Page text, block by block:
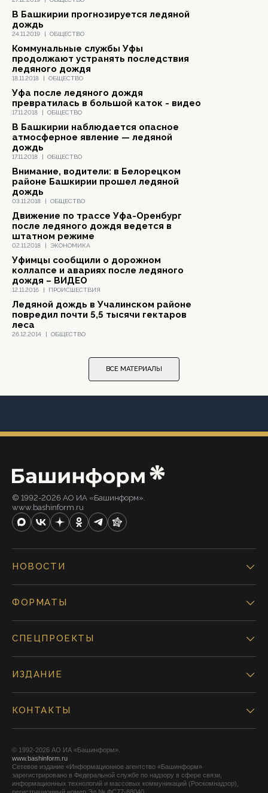
24.11.2019 | ОБЩЕСТВО
В Башкирии прогнозируется ледяной
дождь
18.11.2018 | ОБЩЕСТВО
Коммунальные службы Уфы
продолжают устранять последствия
ледяного дождя
17.11.2018 | ОБЩЕСТВО
Уфа после ледяного дождя
превратилась в большой каток - видео
17.11.2018 | ОБЩЕСТВО
В Башкирии наблюдается опасное
атмосферное явление — ледяной
дождь
03.11.2018 | ОБЩЕСТВО
Внимание, водители: в Белорецком
районе Башкирии прошел ледяной
дождь
02.11.2018 | ЭКОНОМИКА
Движение по трассе Уфа-Оренбург
после ледяного дождя ведется в
штатном режиме
12.11.2016 | ПРОИСШЕСТВИЯ
Уфимцы сообщили о дорожном
коллапсе и авариях после ледяного
дождя – ВИДЕО
26.12.2014 | ОБЩЕСТВО
Ледяной дождь в Учалинском районе
повредил почти 5,5 тысячи гектаров
леса
ВСЕ МАТЕРИАЛЫ
© 1992-2026 АО ИА «Башинформ».
www.bashinform.ru
НОВОСТИ
ФОРМАТЫ
СПЕЦПРОЕКТЫ
ИЗДАНИЕ
КОНТАКТЫ
© 1992-2026 АО ИА «Башинформ».
www.bashinform.ru
Сетевое издание «Информационное агентство «Башинформ»
зарегистрировано в Федеральной службе по надзору в сфере связи,
информационных технологий и массовых коммуникаций (Роскомнадзор),